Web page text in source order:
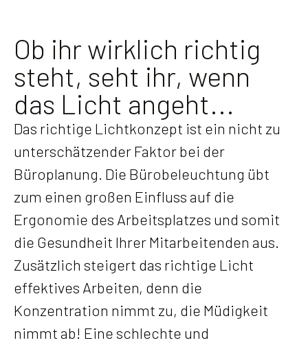
Ob ihr wirklich richtig
steht, seht ihr, wenn
das Licht angeht...
Das richtige Lichtkonzept ist ein nicht zu
unterschätzender Faktor bei der
Büroplanung. Die Bürobeleuchtung übt
zum einen großen Einfluss auf die
Ergonomie des Arbeitsplatzes und somit
die Gesundheit Ihrer Mitarbeitenden aus.
Zusätzlich steigert das richtige Licht
effektives Arbeiten, denn die
Konzentration nimmt zu, die Müdigkeit
nimmt ab! Eine schlechte und